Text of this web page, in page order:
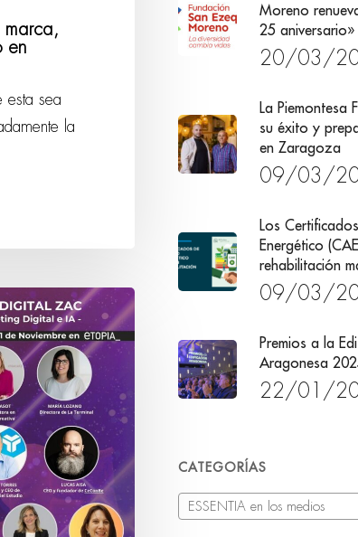
en
esta sea
la
Moreno
25 aniversario»
20/03/
La Piemontesa
su éxito y
en Zaragoza
09/03/
Los
Energético
rehabilitación
09/03/
Premios a la
Aragonesa
22/01/
CATEGORÍAS
Categorías
ESSENTIA en los medios